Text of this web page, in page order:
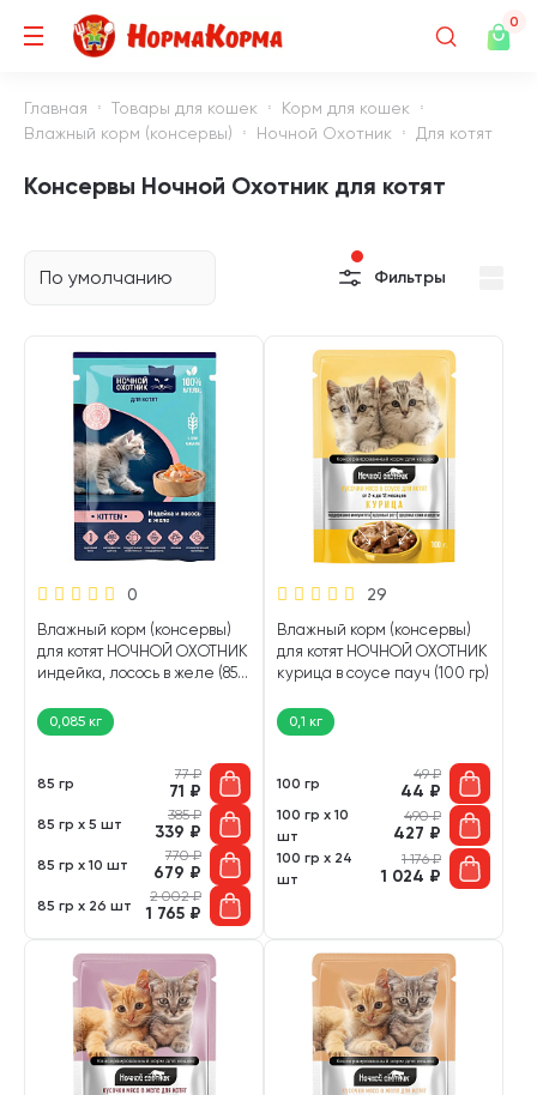
0
Главная Товары для кошек
Корм для кошек
Влажный корм (консервы)
Ночной Охотник Для котят
Консервы Ночной Охотник для котят
По умолчанию Фильтры
0
Влажный корм (консервы)
для котят НОЧНОЙ ОХОТНИК
индейка, лосось в желе (85
0,085 кг
85 гр
77₽
71 ₽
85 гр х 5 шт
385₽
339 ₽
85 гр х 10 шт
770₽
679 ₽
85 гр х 26 шт
2 002₽
1 765 ₽
29
Влажный корм (консервы)
для котят НОЧНОЙ ОХОТНИК
курица в соусе пауч (100 гр)
0,1 кг
100 гр
49₽
44 ₽
100 гр х 10
шт
490₽
427 ₽
100 гр х 24
шт
1 176₽
1 024 ₽